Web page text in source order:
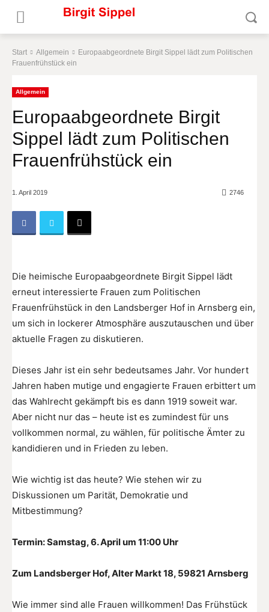
Start Allgemein
Europaabgeordnete Birgit Sippel lädt zum Politischen
Frauenfrühstück ein
Allgemein
Europaabgeordnete Birgit
Sippel lädt zum Politischen
Frauenfrühstück ein
1. April 2019 2746
Die heimische Europaabgeordnete Birgit Sippel lädt
erneut interessierte Frauen zum Politischen
Frauenfrühstück in den Landsberger Hof in Arnsberg ein,
um sich in lockerer Atmosphäre auszutauschen und über
aktuelle Fragen zu diskutieren.
Dieses Jahr ist ein sehr bedeutsames Jahr. Vor hundert
Jahren haben mutige und engagierte Frauen erbittert um
das Wahlrecht gekämpft bis es dann 1919 soweit war.
Aber nicht nur das – heute ist es zumindest für uns
vollkommen normal, zu wählen, für politische Ämter zu
kandidieren und in Frieden zu leben.
Wie wichtig ist das heute? Wie stehen wir zu
Diskussionen um Parität, Demokratie und
Mitbestimmung?
Termin: Samstag, 6. April um 11:00 Uhr
Zum Landsberger Hof, Alter Markt 18, 59821 Arnsberg
Wie immer sind alle Frauen willkommen! Das Frühstück